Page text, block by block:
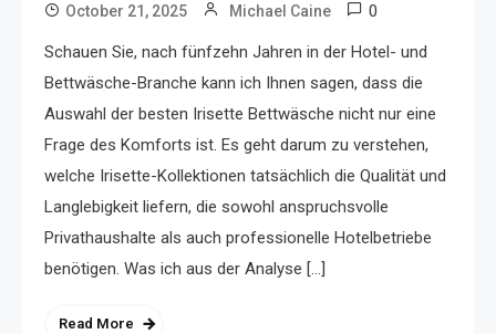
October 21, 2025 Michael Caine 0
Schauen Sie, nach fünfzehn Jahren in der Hotel- und
Bettwäsche-Branche kann ich Ihnen sagen, dass die
Auswahl der besten Irisette Bettwäsche nicht nur eine
Frage des Komforts ist. Es geht darum zu verstehen,
welche Irisette-Kollektionen tatsächlich die Qualität und
Langlebigkeit liefern, die sowohl anspruchsvolle
Privathaushalte als auch professionelle Hotelbetriebe
benötigen. Was ich aus der Analyse […]
Read More